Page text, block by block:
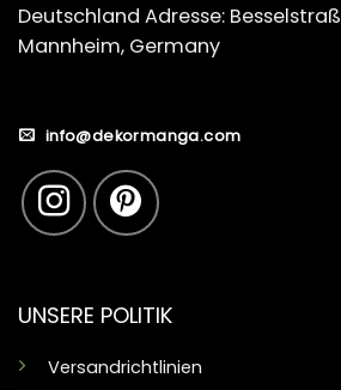
Deutschland Adresse:
Mannheim, Germany
info@dekormanga.com
UNSERE POLITIK
Versandrichtlinien